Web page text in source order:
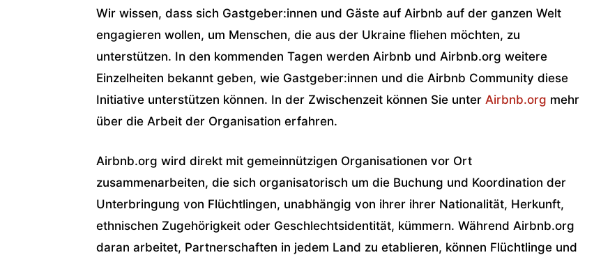
Wir wissen, dass sich Gastgeber:innen und Gäste auf Airbnb auf der ganzen Welt
engagieren wollen, um Menschen, die aus der Ukraine fliehen möchten, zu
unterstützen. In den kommenden Tagen werden Airbnb und Airbnb.org weitere
Einzelheiten bekannt geben, wie Gastgeber:innen und die Airbnb Community diese
Initiative unterstützen können. In der Zwischenzeit können Sie unter Airbnb.org mehr
über die Arbeit der Organisation erfahren.
Airbnb.org wird direkt mit gemeinnützigen Organisationen vor Ort
zusammenarbeiten, die sich organisatorisch um die Buchung und Koordination der
Unterbringung von Flüchtlingen, unabhängig von ihrer ihrer Nationalität, Herkunft,
ethnischen Zugehörigkeit oder Geschlechtsidentität, kümmern. Während Airbnb.org
daran arbeitet, Partnerschaften in jedem Land zu etablieren, können Flüchtlinge und